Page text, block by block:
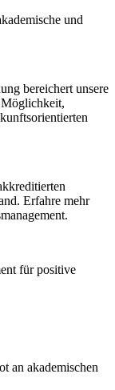
und
bereichert unsere
Erfahre mehr
für positive
an akademischen